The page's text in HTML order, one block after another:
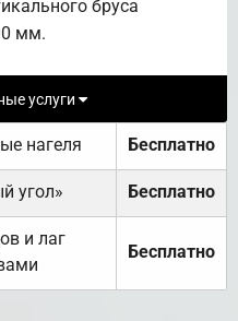
бруса
мм.
услуги
нагеля Бесплатно
угол» Бесплатно
и лаг
Бесплатно